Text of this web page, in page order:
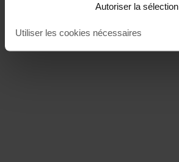
Autoriser la sélection
Utiliser les cookies nécessaires